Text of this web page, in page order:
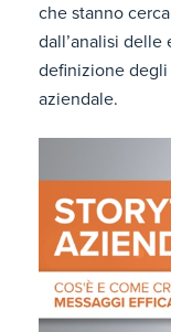
che stanno
dall’analisi
definizione
aziendale.